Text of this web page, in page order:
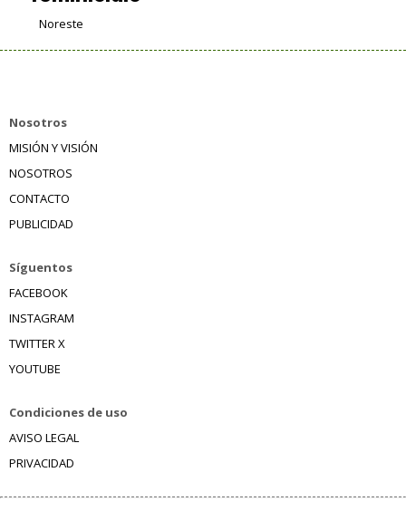
Noreste
Nosotros
MISIÓN Y VISIÓN
NOSOTROS
CONTACTO
PUBLICIDAD
Síguentos
FACEBOOK
INSTAGRAM
TWITTER X
YOUTUBE
Condiciones de uso
AVISO LEGAL
PRIVACIDAD